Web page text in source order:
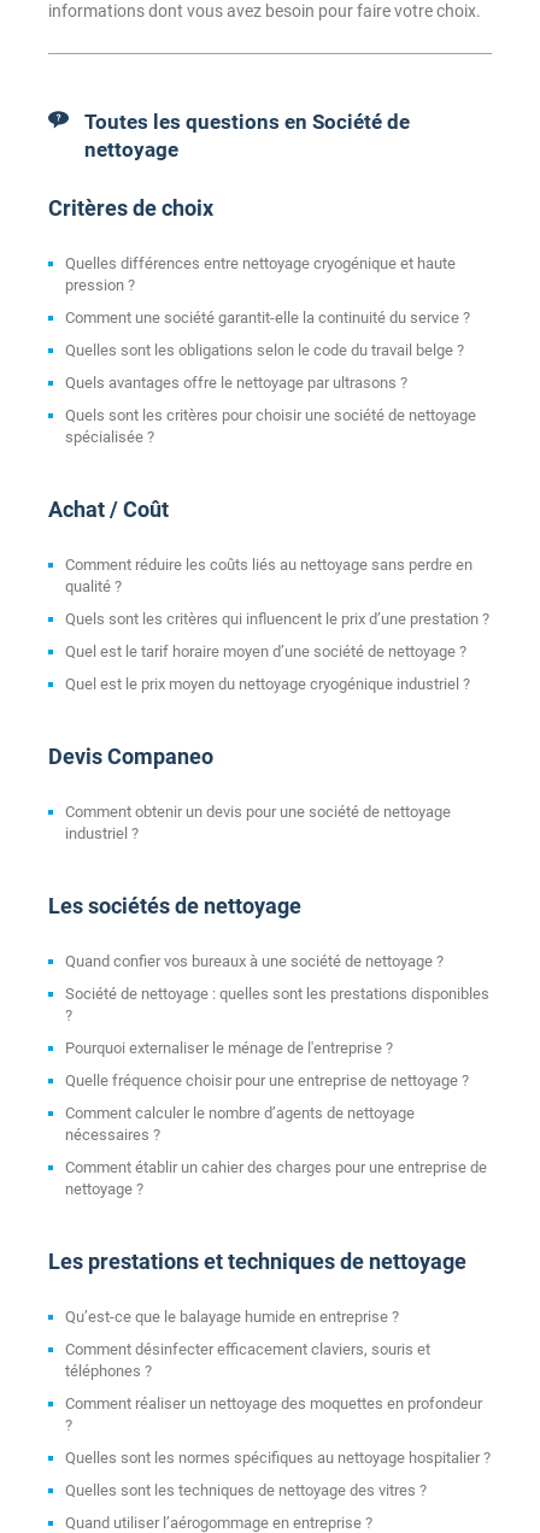
informations dont vous avez besoin pour faire votre choix.
Toutes les questions en Société de
nettoyage
Critères de choix
Quelles différences entre nettoyage cryogénique et haute
pression ?
Comment une société garantit-elle la continuité du service ?
Quelles sont les obligations selon le code du travail belge ?
Quels avantages offre le nettoyage par ultrasons ?
Quels sont les critères pour choisir une société de nettoyage
spécialisée ?
Achat / Coût
Comment réduire les coûts liés au nettoyage sans perdre en
qualité ?
Quels sont les critères qui influencent le prix d’une prestation ?
Quel est le tarif horaire moyen d’une société de nettoyage ?
Quel est le prix moyen du nettoyage cryogénique industriel ?
Devis Companeo
Comment obtenir un devis pour une société de nettoyage
industriel ?
Les sociétés de nettoyage
Quand confier vos bureaux à une société de nettoyage ?
Société de nettoyage : quelles sont les prestations disponibles
?
Pourquoi externaliser le ménage de l'entreprise ?
Quelle fréquence choisir pour une entreprise de nettoyage ?
Comment calculer le nombre d’agents de nettoyage
nécessaires ?
Comment établir un cahier des charges pour une entreprise de
nettoyage ?
Les prestations et techniques de nettoyage
Qu’est-ce que le balayage humide en entreprise ?
Comment désinfecter efficacement claviers, souris et
téléphones ?
Comment réaliser un nettoyage des moquettes en profondeur
?
Quelles sont les normes spécifiques au nettoyage hospitalier ?
Quelles sont les techniques de nettoyage des vitres ?
Quand utiliser l’aérogommage en entreprise ?